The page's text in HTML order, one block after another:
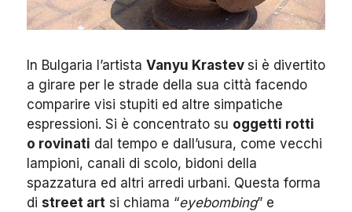
In Bulgaria l’artista Vanyu Krastev si è divertito
a girare per le strade della sua città facendo
comparire visi stupiti ed altre simpatiche
espressioni. Si è concentrato su oggetti rotti
o rovinati dal tempo e dall’usura, come vecchi
lampioni, canali di scolo, bidoni della
spazzatura ed altri arredi urbani. Questa forma
di street art si chiama “eyebombing” e